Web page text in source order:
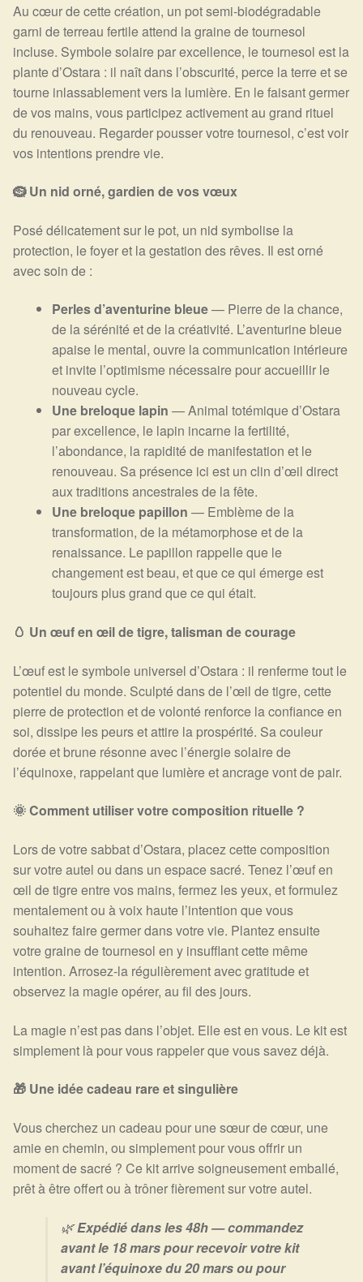
Au cœur de cette création, un pot semi-biodégradable
garni de terreau fertile attend la graine de tournesol
incluse. Symbole solaire par excellence, le tournesol est la
plante d’Ostara : il naît dans l’obscurité, perce la terre et se
tourne inlassablement vers la lumière. En le faisant germer
de vos mains, vous participez activement au grand rituel
du renouveau. Regarder pousser votre tournesol, c’est voir
vos intentions prendre vie.
🪹 Un nid orné, gardien de vos vœux
Posé délicatement sur le pot, un nid symbolise la
protection, le foyer et la gestation des rêves. Il est orné
avec soin de :
Perles d’aventurine bleue— Pierre de la chance,
de la sérénité et de la créativité. L’aventurine bleue
apaise le mental, ouvre la communication intérieure
et invite l’optimisme nécessaire pour accueillir le
nouveau cycle.
Une breloque lapin — Animal totémique d’Ostara
par excellence, le lapin incarne la fertilité,
l’abondance, la rapidité de manifestation et le
renouveau. Sa présence ici est un clin d’œil direct
aux traditions ancestrales de la fête.
Une breloque papillon — Emblème de la
transformation, de la métamorphose et de la
renaissance. Le papillon rappelle que le
changement est beau, et que ce qui émerge est
toujours plus grand que ce qui était.
🥚 Un œuf en œil de tigre, talisman de courage
L’œuf est le symbole universel d’Ostara : il renferme tout le
potentiel du monde. Sculpté dans de l’œil de tigre, cette
pierre de protection et de volonté renforce la confiance en
soi, dissipe les peurs et attire la prospérité. Sa couleur
dorée et brune résonne avec l’énergie solaire de
l’équinoxe, rappelant que lumière et ancrage vont de pair.
🌞 Comment utiliser votre composition rituelle ?
Lors de votre sabbat d’Ostara, placez cette composition
sur votre autel ou dans un espace sacré. Tenez l’œuf en
œil de tigre entre vos mains, fermez les yeux, et formulez
mentalement ou à voix haute l’intention que vous
souhaitez faire germer dans votre vie. Plantez ensuite
votre graine de tournesol en y insufflant cette même
intention. Arrosez-la régulièrement avec gratitude et
observez la magie opérer, au fil des jours.
La magie n’est pas dans l’objet. Elle est en vous. Le kit est
simplement là pour vous rappeler que vous savez déjà.
🎁 Une idée cadeau rare et singulière
Vous cherchez un cadeau pour une sœur de cœur, une
amie en chemin, ou simplement pour vous offrir un
moment de sacré ? Ce kit arrive soigneusement emballé,
prêt à être offert ou à trôner fièrement sur votre autel.
🌿Expédié dans les 48h — commandez
avant le 18 mars pour recevoir votre kit
avant l’équinoxe du 20 mars ou pour